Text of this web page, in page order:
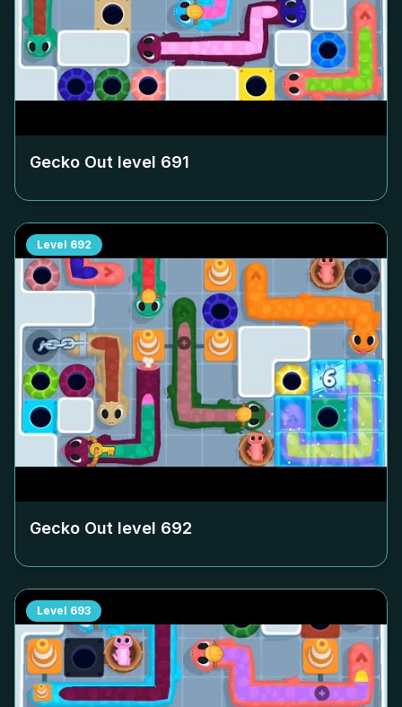
Gecko Out level 691
Level 692
Gecko Out level 692
Level 693